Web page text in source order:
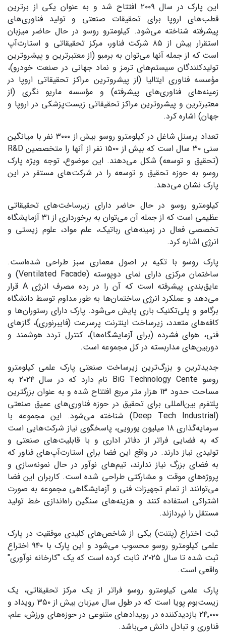
این پارک در سال ۲۰۰۹ افتتاح شد و به عنوان یکی از برترین
قطب‌های اروپا برای تحقیقات صنعتی و تولید فناوری‌های
پیشرفته شناخته می‌شود. کیلومترو روسو در حال حاضر میزبان
استقرار بیش از ۸۵ شرکت فناور، مرکز تحقیقاتی و استارت‌آپ
است که از جمله آنها می‌توان به برمبو (از معتبرترین و پیشروترین
تولیدکنندگان سیستم‌های ترمز و نماد جهانی در صنعت خودرو)،
مؤسسه فناوری ایتالیا (از پیشروترین مراکز تحقیقاتی اروپا در
زمینه‌های فناوری‌های پیشرفته) و مؤسسه ماریو نگری (از
معتبرترین و پیشروترین مراکز تحقیقاتی زیست‌پزشکی در اروپا و
جهان) اشاره کرد.
تعداد پرسنل شاغل در کیلومترو روسو بیش از ۳۰۰۰ نفر با میانگین
سنی ۳۰ سال است که بیش از ۱۵۰۰ نفر از آنها را متخصصین R&D
(تحقیق و توسعه) شکل می‌دهند. این موضوع، توجه ویژه پارک
روسو به حوزه تحقیق و توسعه را در شرکت‌های مستقر در این
پارک نشان می‌دهد.
کیلومترو روسو در حال حاضر دارای زیرساخت‌های تحقیقاتی
عظیمی است که از جمله آن می‌توان به برخورداری از ۳۱ آزمایشگاه
تخصصی فعال در زمینه‌های رباتیک، علم مواد، علوم زیستی و
انرژی اشاره کرد.
پارک روسو با تکیه بر اصول معماری سبز طراحی شده‌است.
ساختمان مرکزی دارای نمای دوپوسته (Ventilated Facade) و
عایق‌بندی پیشرفته است که آن را در رده مصرف انرژی A قرار
می‌دهد و عملکرد انرژی ساختمان‌ها به طور مداوم توسط دانشگاه
برگامو و پلی‌تکنیک باری پایش می‌شود. پارک دارای رستوران‌ها و
کافه‌های متعدد، زیرساخت اینترنت پرسرعت (فایبرنوری)، گازهای
فنی، هوای فشرده (برای آزمایشگاه‌ها)، کنترل تردد هوشمند و
دوربین‌های مداربسته در کل مجموعه است.
جدیدترین و بزرگ‌ترین زیرساخت صنعتی پارک علمی کیلومترو
روسو BiG Technology Cente نام دارد که در سال ۲۰۲۴ به
مساحت حدود 13 هزار متر مربع افتتاح شده و به عنوان بزرگترین
پلتفرم بین‌المللی برای تحقیق در حوزه فناوری‌های عمیق صنعتی
(Deep Tech Industrial) شناخته می‌شود. این مجموعه با
سرمایه‌گذاری ۱۸ میلیون یورویی، پاسخگوی نیاز شرکت‌هایی است
که به فضایی فراتر از دفاتر اداری و با قابلیت‌های صنعتی و
تولیدی نیاز دارند. در واقع این فضا برای استارت‌آپ‌های فناور که
به فضای بزرگ نیاز ندارند، تیم‌های نوآور در حال نمونه‌سازی و
پروژه‌های موقت و مشارکتی طراحی شده است. کاربران این فضا
می‌توانند از تمام تجهیزات فنی و آزمایشگاهی مجموعه به صورت
اشتراکی استفاده کنند و هزینه‌های سنگین راه‌اندازی خط تولید
مستقل را نپردازند.
ثبت اختراع (پتنت) یکی از شاخص‌های کلیدی موفقیت در پارک
علمی کیلومترو روسو محسوب می‌شود و این پارک با ۹۴۰ اختراع
ثبت شده تا سال ۲۰۲۵، ثابت کرده است که یک "کارخانه نوآوری"
واقعی است.
پارک علمی کیلومترو روسو فراتر از یک مرکز تحقیقاتی، یک
زیست‌بوم پویا است که در طول سال میزبان بیش از ۳۵۰ رویداد و
۲۴٬۰۰۰ بازدیدکننده در رویدادهای متنوعی در حوزه‌های ورزش، علم،
فناوری و تبادل دانش می‌باشد.